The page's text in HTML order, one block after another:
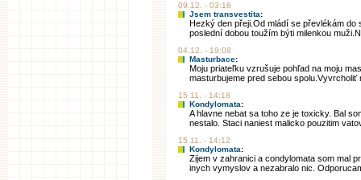
09.12. - 03:16
Jsem transvestita:
Hezký den přeji.Od mládí se převlékám do
poslední dobou toužím býti milenkou
04.12. - 19:08
Masturbace:
Moju priateľku vzrušuje pohľad na moju
masturbujeme pred sebou spolu.Vyvrcholiť
15.11. - 14:18
Kondylomata:
A hlavne nebat sa toho ze je toxicky. Bal
nestalo. Staci naniest malicko pouzitim
15.11. - 14:12
Kondylomata:
Zijem v zahranici a condylomata som mal
inych vymyslov a nezabralo nic.